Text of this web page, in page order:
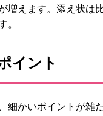
増えます。添え状は
。
イント
細かいポイントが雑